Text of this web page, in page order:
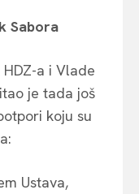
Sabora
a i Vlade
je tada još
koju su
Ustava,